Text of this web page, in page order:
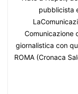
pubblicista
Comunicazione
giornalistica con
ROMA (Cronaca